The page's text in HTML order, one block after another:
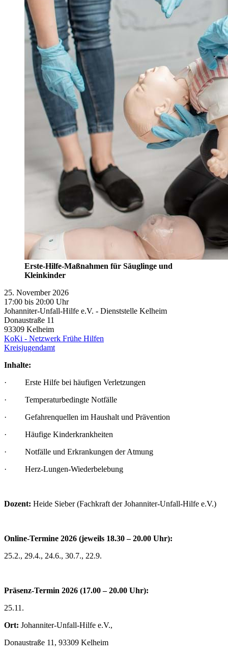
Erste-Hilfe-Maßnahmen für Säuglinge und
Kleinkinder
25. November 2026
17:00 bis 20:00 Uhr
Johanniter-Unfall-Hilfe e.V. - Dienststelle Kelheim
Donaustraße 11
93309 Kelheim
KoKi - Netzwerk Frühe Hilfen
Kreisjugendamt
Inhalte:
· Erste Hilfe bei häufigen Verletzungen
· Temperaturbedingte Notfälle
· Gefahrenquellen im Haushalt und Prävention
· Häufige Kinderkrankheiten
· Notfälle und Erkrankungen der Atmung
· Herz-Lungen-Wiederbelebung
Dozent: Heide Sieber (Fachkraft der Johanniter-Unfall-Hilfe e.V.)
Online-Termine 2026 (jeweils 18.30 – 20.00 Uhr):
25.2., 29.4., 24.6., 30.7., 22.9.
Präsenz-Termin 2026 (17.00 – 20.00 Uhr):
25.11.
Ort: Johanniter-Unfall-Hilfe e.V.,
Donaustraße 11, 93309 Kelheim